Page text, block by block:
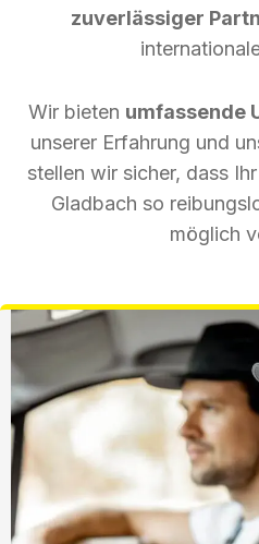
zuverlässiger
Wir bieten umfassende
unserer Erfahrung und
stellen wir sicher, dass
Gladbach so
möglich